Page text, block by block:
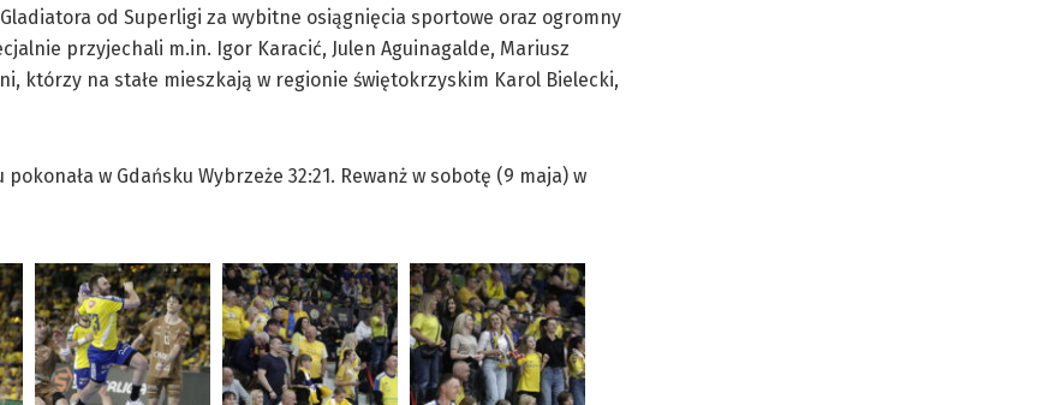
od Superligi za wybitne osiągnięcia sportowe oraz ogromny
przyjechali m.in. Igor Karacić, Julen Aguinagalde, Mariusz
którzy na stałe mieszkają w regionie świętokrzyskim Karol Bielecki,
w Gdańsku Wybrzeże 32:21. Rewanż w sobotę (9 maja) w